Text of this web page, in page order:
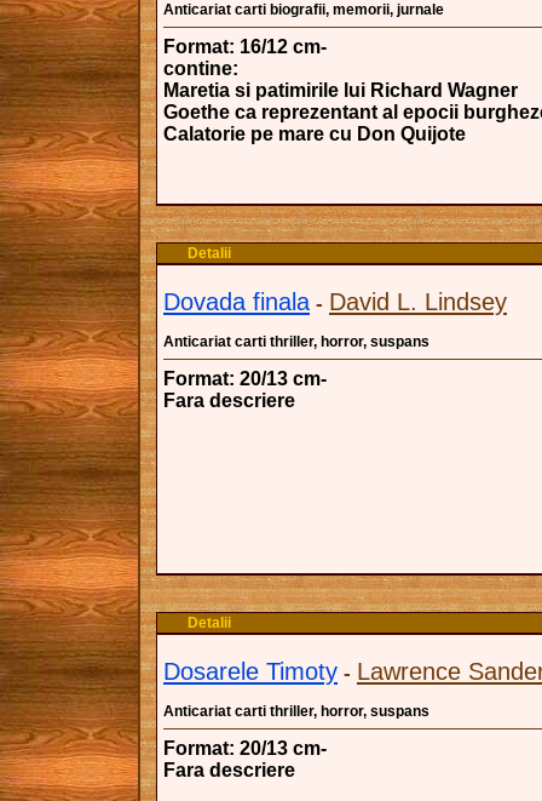
Anticariat carti biografii, memorii, jurnale
Format: 16/12 cm-
contine:
Maretia si patimirile lui Richard Wagner
Goethe ca reprezentant al epocii
Calatorie pe mare cu Don Quijote
Detalii
Dovada finala- David L. Lindsey
Anticariat carti thriller, horror, suspans
Format: 20/13 cm-
Fara descriere
Detalii
Dosarele Timoty - Lawrence
Anticariat carti thriller, horror, suspans
Format: 20/13 cm-
Fara descriere